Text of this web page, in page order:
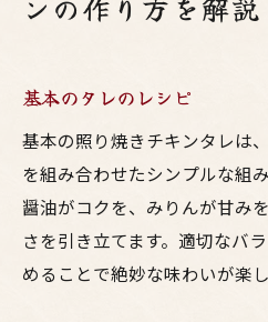
基本のタレのレシピ
基本の照り焼きチキンタレは
を組み合わせたシンプルな組
醤油がコクを、みりんが甘み
さを引き立てます。適切なバ
めることで絶妙な味わいが楽し